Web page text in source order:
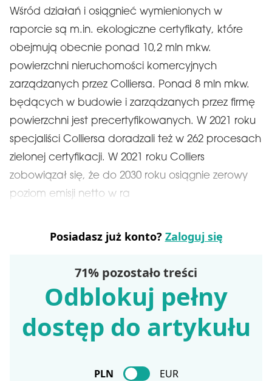
Wśród działań i osiągnieć wymienionych w
raporcie są m.in. ekologiczne certyfikaty, które
obejmują obecnie ponad 10,2 mln mkw.
powierzchni nieruchomości komercyjnych
zarządzanych przez Colliersa. Ponad 8 mln mkw.
będących w budowie i zarządzanych przez firmę
powierzchni jest precertyfikowanych. W 2021 roku
specjaliści Colliersa doradzali też w 262 procesach
zielonej certyfikacji. W 2021 roku Colliers
zobowiązał się, że do 2030 roku osiągnie zerowy
poziom emisji netto w ra
Posiadasz już konto? Zaloguj się
71% pozostało treści
Odblokuj pełny
dostęp do artykułu
PLN EUR